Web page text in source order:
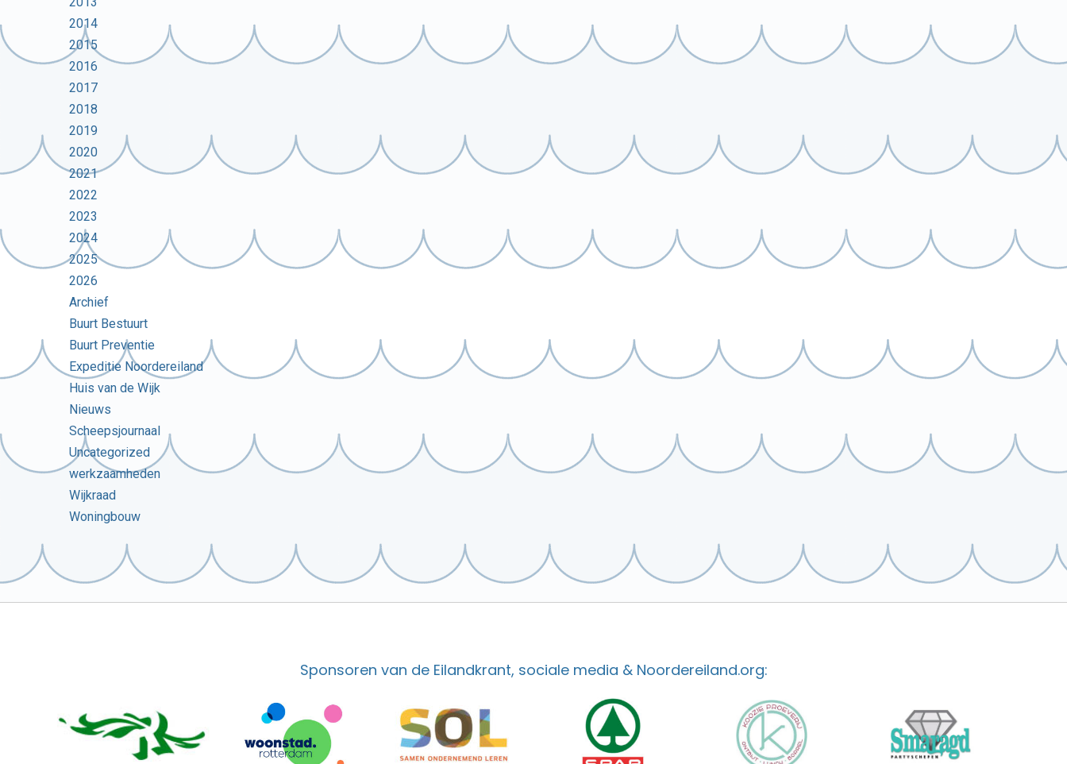
2014
2015
2016
2017
2018
2019
2020
2021
2022
2023
2024
2025
2026
Archief
Buurt Bestuurt
Buurt Preventie
Expeditie Noordereiland
Huis van de Wijk
Nieuws
Scheepsjournaal
Uncategorized
werkzaamheden
Wijkraad
Woningbouw
Sponsoren van de Eilandkrant, sociale media & Noordereiland.org: